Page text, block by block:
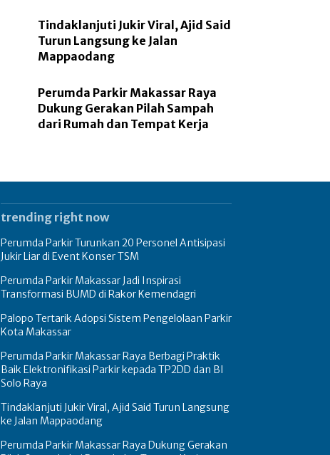
Tindaklanjuti Jukir Viral, Ajid Said
Turun Langsung ke Jalan
Mappaodang
Perumda Parkir Makassar Raya
Dukung Gerakan Pilah Sampah
dari Rumah dan Tempat Kerja
trending right now
Perumda Parkir Turunkan 20 Personel Antisipasi
Jukir Liar di Event Konser TSM
Perumda Parkir Makassar Jadi Inspirasi
Transformasi BUMD di Rakor Kemendagri
Palopo Tertarik Adopsi Sistem Pengelolaan Parkir
Kota Makassar
Perumda Parkir Makassar Raya Berbagi Praktik
Baik Elektronifikasi Parkir kepada TP2DD dan BI
Solo Raya
Tindaklanjuti Jukir Viral, Ajid Said Turun Langsung
ke Jalan Mappaodang
Perumda Parkir Makassar Raya Dukung Gerakan